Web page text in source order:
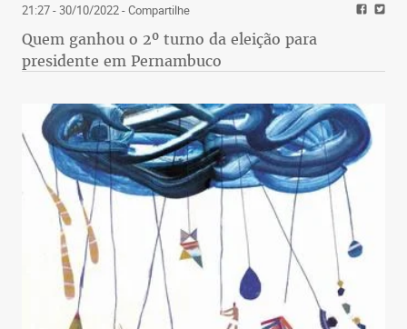
21:27 - 30/10/2022- Compartilhe
Quem ganhou o 2º turno da eleição para
presidente em Pernambuco